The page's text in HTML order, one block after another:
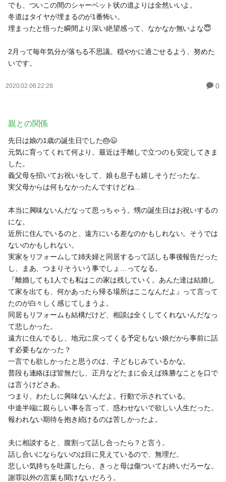
でも、ついこの間のシャーベット状の道よりは全然いいよ。
冬道はタイヤが埋まるのが1番怖い。
埋まったと悟った瞬間より深い絶望感って、なかなか無いよな😇
2月って毎年気分が落ちる不思議。穏やかに過ごせるよう、努めた
いです。
2020.02.06 22:28 0
親との関係
先日は娘の1歳の誕生日でした🎂😉
元気に育ってくれて何より。最近は手離しで立つのも安定してきま
した。
義父母を招いてお祝いをして、娘も息子も嬉しそうだったな。
実父母からは何もなかったんですけどね…
本当に興味ないんだなって思っちゃう。甥の誕生日はお祝いするの
にな。
近所に住んでいるのと、遠方にいる差なのかもしれない。そうでは
ないのかもしれない。
実家をリフォームして姉夫婦と同居するって話しも事後報告だった
し、まあ、つまりそういう事でしょ…ってなる。
『離婚しても1人でも私はこの家は残していく。あんた達は結婚し
て家を出ても、何かあったら帰る場所はここなんだよ』って言って
たのが白々しく感じてしまうよ。
同居もリフォームも結構だけど、相談は全くしてくれないんだなっ
て悲しかった。
遠方に住んでるし、地元に戻ってくる予定もない娘だから事前に話
す必要もなかった？
一言でも欲しかったと思うのは、子どもじみているかな。
普段も連絡ほぼ皆無だし、正月などたまに会えば殊勝なことを口で
は言うけどさあ。
つまり、わたしに興味ないんだよ。行動で示されている。
中途半端に親らしい事を言って、惑わせないで欲しい人生だった。
報われない期待を抱き続けるのは苦しかったよ。
夫に相談すると、腹割って話し合ったら？と言う。
話し合いにならないのは目に見えているので、無理だ。
悲しい気持ちを吐露したら、きっと母は傷ついてお終いだろーな。
謝罪以外の言葉も聞けないだろう。